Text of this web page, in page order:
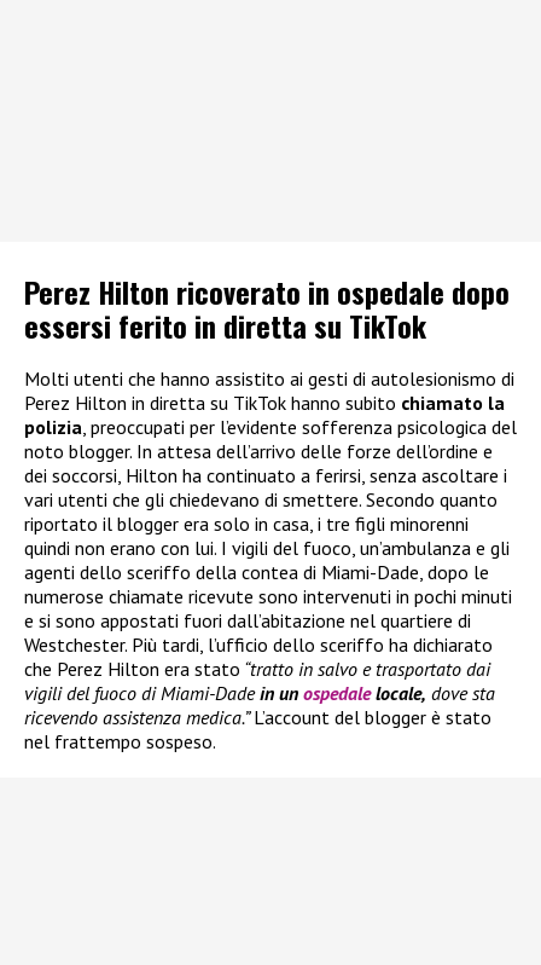
Perez Hilton ricoverato in ospedale dopo
essersi ferito in diretta su TikTok
Molti utenti che hanno assistito ai gesti di autolesionismo di
Perez Hilton in diretta su TikTok hanno subito chiamato la
polizia , preoccupati per l’evidente sofferenza psicologica del
noto blogger. In attesa dell’arrivo delle forze dell’ordine e
dei soccorsi, Hilton ha continuato a ferirsi, senza ascoltare i
vari utenti che gli chiedevano di smettere. Secondo quanto
riportato il blogger era solo in casa, i tre figli minorenni
quindi non erano con lui. I vigili del fuoco, un’ambulanza e gli
agenti dello sceriffo della contea di Miami-Dade, dopo le
numerose chiamate ricevute sono intervenuti in pochi minuti
e si sono appostati fuori dall’abitazione nel quartiere di
Westchester. Più tardi, l’ufficio dello sceriffo ha dichiarato
che Perez Hilton era stato “tratto in salvo e trasportato dai
vigili del fuoco di Miami-Dadein un ospedalelocale, dove sta
ricevendo assistenza medica.”L’account del blogger è stato
nel frattempo sospeso.